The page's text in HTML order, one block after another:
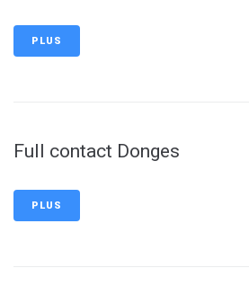
PLUS
Full contact Donges
PLUS